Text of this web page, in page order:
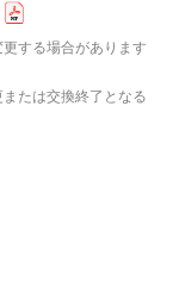
する場合があります
たは交換終了となる